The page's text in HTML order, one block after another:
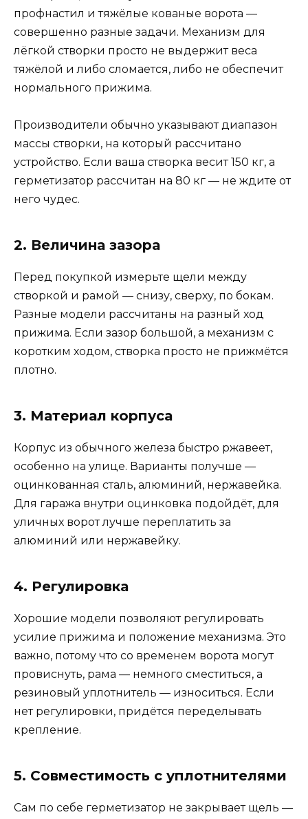
профнастил и тяжёлые кованые ворота —
совершенно разные задачи. Механизм для
лёгкой створки просто не выдержит веса
тяжёлой и либо сломается, либо не обеспечит
нормального прижима.
Производители обычно указывают диапазон
массы створки, на который рассчитано
устройство. Если ваша створка весит 150 кг, а
герметизатор рассчитан на 80 кг — не ждите от
него чудес.
2. Величина зазора
Перед покупкой измерьте щели между
створкой и рамой — снизу, сверху, по бокам.
Разные модели рассчитаны на разный ход
прижима. Если зазор большой, а механизм с
коротким ходом, створка просто не прижмётся
плотно.
3. Материал корпуса
Корпус из обычного железа быстро ржавеет,
особенно на улице. Варианты получше —
оцинкованная сталь, алюминий, нержавейка.
Для гаража внутри оцинковка подойдёт, для
уличных ворот лучше переплатить за
алюминий или нержавейку.
4. Регулировка
Хорошие модели позволяют регулировать
усилие прижима и положение механизма. Это
важно, потому что со временем ворота могут
провиснуть, рама — немного сместиться, а
резиновый уплотнитель — износиться. Если
нет регулировки, придётся переделывать
крепление.
5. Совместимость с уплотнителями
Сам по себе герметизатор не закрывает щель —